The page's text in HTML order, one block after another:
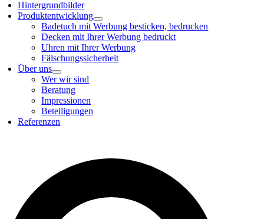
Hintergrundbilder
Produktentwicklung
Badetuch mit Werbung besticken, bedrucken
Decken mit Ihrer Werbung bedruckt
Uhren mit Ihrer Werbung
Fälschungssicherheit
Über uns
Wer wir sind
Beratung
Impressionen
Beteiligungen
Referenzen